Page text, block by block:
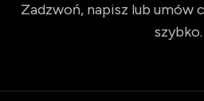
Zadzwoń, napisz lub
szybko.